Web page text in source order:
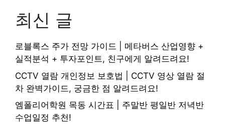
최신 글
로블록스 주가 전망 가이드 | 메타버스 산업영향 +
실적분석 + 투자포인트, 친구에게 알려드려요!
CCTV 열람 개인정보 보호법 | CCTV 영상 열람 절
차 완벽가이드, 궁금한 점 알려드려요!
엠폴리어학원 목동 시간표 | 주말반 평일반 저녁반
수업일정 추천!